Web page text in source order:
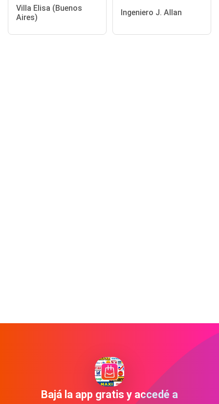
Villa Elisa (Buenos
Aires)
Ingeniero J. Allan
Bajá la app gratis y accedé a